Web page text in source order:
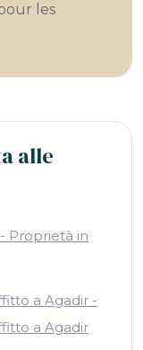
les
alle
Proprietà in
a Agadir -
a Agadir